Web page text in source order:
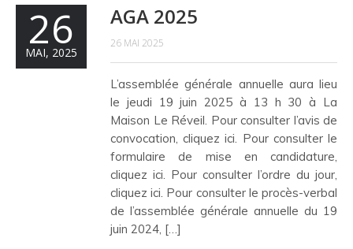
26
MAI, 2025
AGA 2025
26 MAI 2025
L’assemblée générale annuelle aura lieu
le jeudi 19 juin 2025 à 13 h 30 à La
Maison Le Réveil. Pour consulter l’avis de
convocation, cliquez ici. Pour consulter le
formulaire de mise en candidature,
cliquez ici. Pour consulter l’ordre du jour,
cliquez ici. Pour consulter le procès-verbal
de l’assemblée générale annuelle du 19
juin 2024, […]